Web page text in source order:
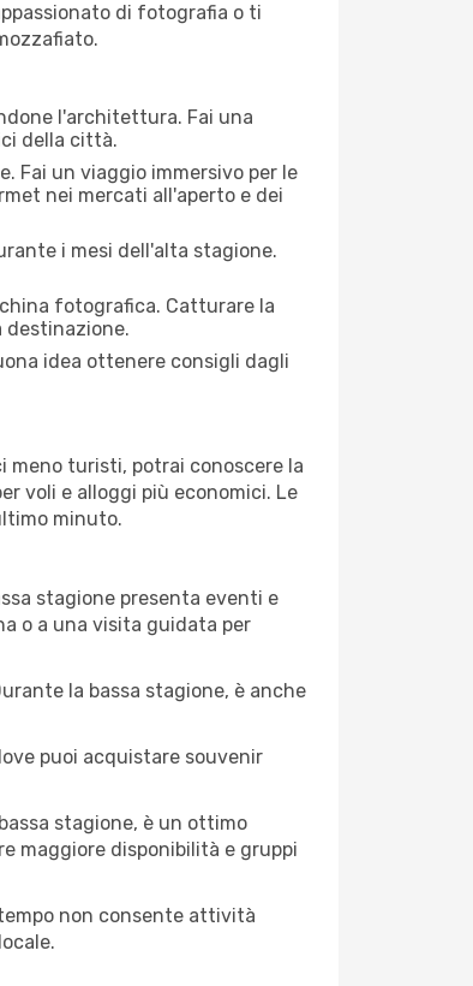
di fotografia o ti
l'architettura. Fai una
della città.
Fai un viaggio immersivo per le
nei mercati all'aperto e dei
i mesi dell'alta stagione.
fotografica. Catturare la
destinazione.
idea ottenere consigli dagli
meno turisti, potrai conoscere la
voli e alloggi più economici. Le
minuto.
stagione presenta eventi e
o a una visita guidata per
la bassa stagione, è anche
puoi acquistare souvenir
stagione, è un ottimo
maggiore disponibilità e gruppi
non consente attività